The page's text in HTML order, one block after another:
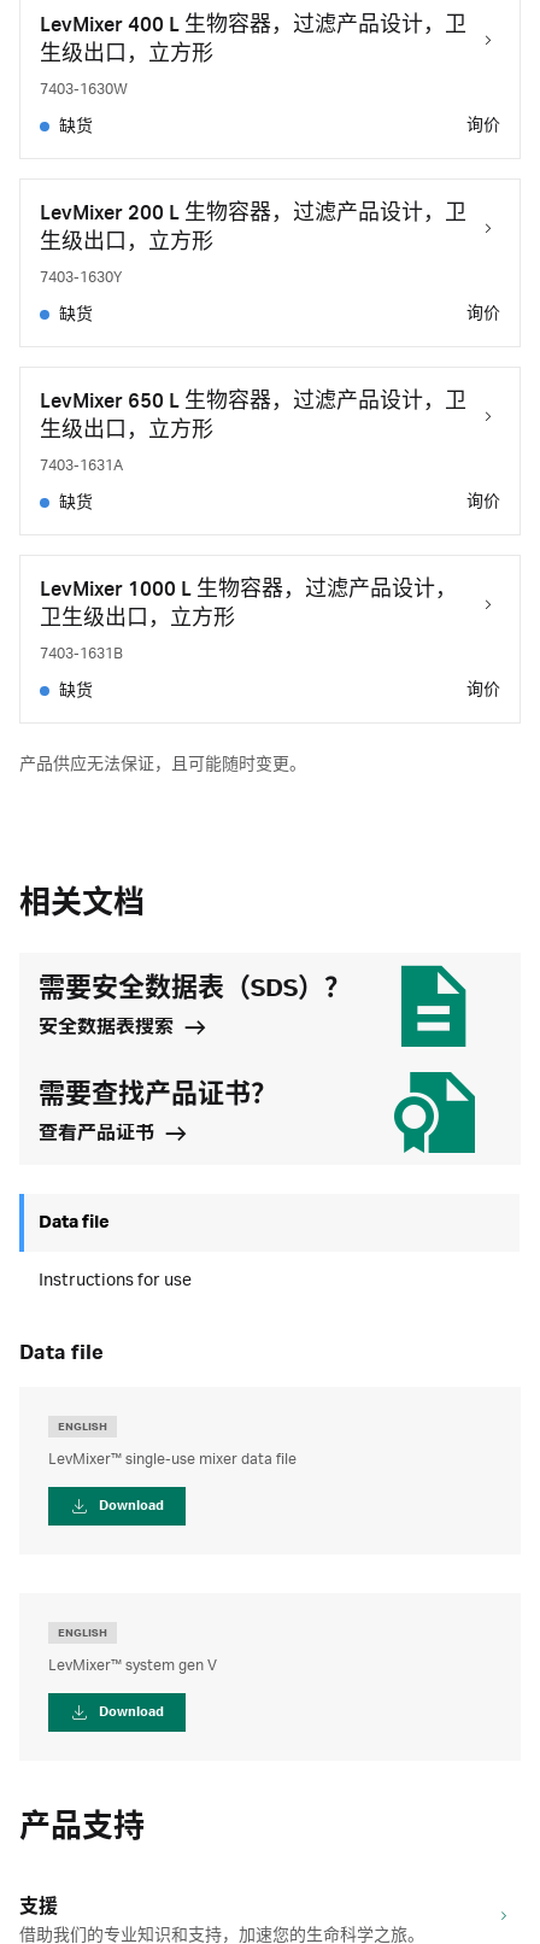
LevMixer 400 L 生物容器，过滤产品设计，卫
生级出口，立方形
7403-1630W
缺货 询价
LevMixer 200 L 生物容器，过滤产品设计，卫
生级出口，立方形
7403-1630Y
缺货 询价
LevMixer 650 L 生物容器，过滤产品设计，卫
生级出口，立方形
7403-1631A
缺货 询价
LevMixer 1000 L 生物容器，过滤产品设计，
卫生级出口，立方形
7403-1631B
缺货 询价
产品供应无法保证，且可能随时变更。
相关文档
需要安全数据表（SDS）？
安全数据表搜索
需要查找产品证书？
查看产品证书
Data file
Instructions for use
data file
ENGLISH
LevMixer™ single-use mixer data file
Download
ENGLISH
LevMixer™ system gen V
Download
产品支持
支援
借助我们的专业知识和支持，加速您的生命科学之旅。